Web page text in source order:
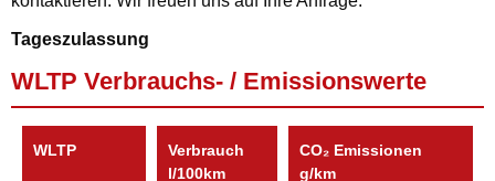
Tageszulassung
WLTP Verbrauchs- / Emissionswerte
WLTP
Verbrauch
l/100km
CO₂ Emissionen
g/km